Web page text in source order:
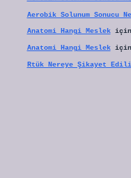
Aerobik Solunum Sonucu
Anatomi Hangi Meslekiçin
Anatomi Hangi Meslekiçin
Rtük Nereye Şikayet